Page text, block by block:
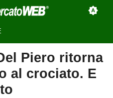
Piero ritorna
al crociato. E